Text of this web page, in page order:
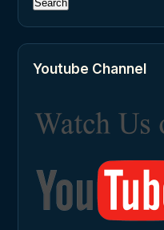
Youtube Channel